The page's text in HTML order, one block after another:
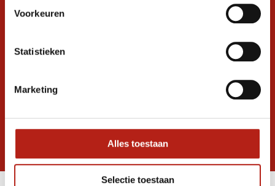
Voorkeuren
Statistieken
Marketing
Alles toestaan
Selectie toestaan
Ontvang de nieuwste aanbiedingen en
promoties
Inschrijven voor
korting
* Lees hier de wettelijke beperkingen